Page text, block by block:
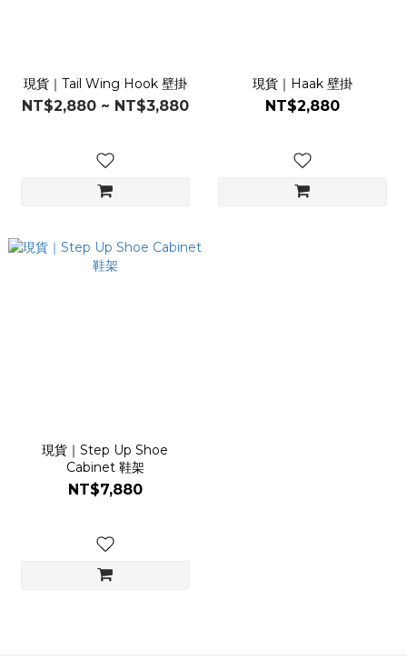
現貨｜Tail Wing Hook 壁掛
NT$2,880 ~ NT$3,880
現貨｜Haak 壁掛
NT$2,880
現貨｜Step Up Shoe
Cabinet 鞋架
NT$7,880